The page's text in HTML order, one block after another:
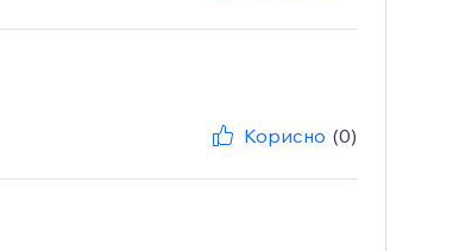
Корисно (0)